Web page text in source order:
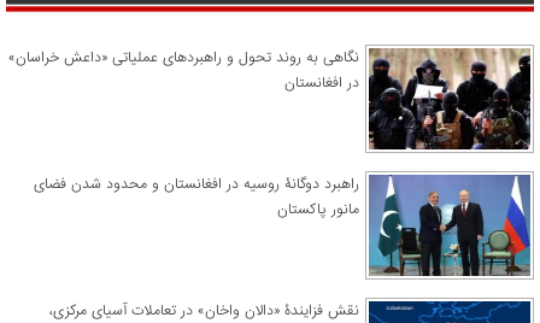
نگاهی به روند تحول و راهبردهای عملیاتی «داعش خراسان»
در افغانستان
راهبرد دوگانۀ روسیه در افغانستان و محدود شدن فضای
مانور پاکستان
نقش فزایندۀ «دالان واخان» در تعاملات آسیای مرکزی،